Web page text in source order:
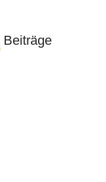
Beiträge